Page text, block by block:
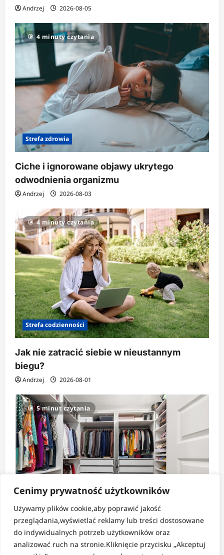
Cenimy prywatność użytkowników
Używamy plików cookie,aby poprawić jakość
przeglądania,wyświetlać reklamy lub treści dostosowane
do indywidualnych potrzeb użytkowników oraz
analizować ruch na stronie.Kliknięcie przycisku „Akceptuj
Andrzej 2026-08-05
4 minuty czytania
Strefa zdrowia
Ciche i ignorowane objawy ukrytego
odwodnienia organizmu
Andrzej 2026-08-03
4 minuty czytania
Strefa codzienności
Jak nie zatracić siebie w nieustannym
biegu?
Andrzej 2026-08-01
5 minut czytania
Strefa pomysłów
Jak tanio i sprytnie zorganizować dużą
szafę?